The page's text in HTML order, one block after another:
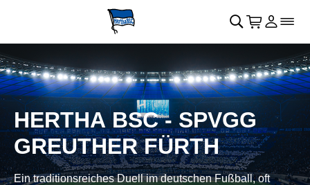
􀄫
􀊫 􀍩 Login
􀉩􀌇
HERTHA BSC - SPVGG
GREUTHER FÜRTH
Ein traditionsreiches Duell im deutschen Fußball, oft